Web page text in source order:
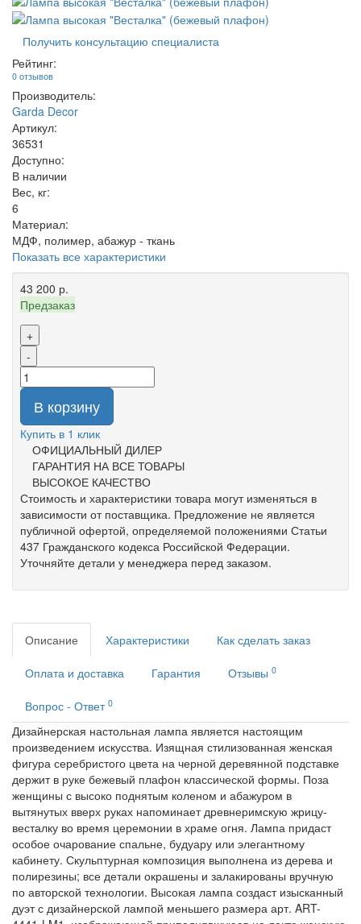
Получить консультацию специалиста
Рейтинг:
0 отзывов
Производитель:
Garda Decor
Артикул:
36531
Доступно:
В наличии
Вес, кг:
6
Материал:
МДФ, полимер, абажур - ткань
Показать все характеристики
43 200 р.
Предзаказ
+
-
В корзину
Купить в 1 клик
ОФИЦИАЛЬНЫЙ ДИЛЕР
ГАРАНТИЯ НА ВСЕ ТОВАРЫ
ВЫСОКОЕ КАЧЕСТВО
Стоимость и характеристики товара могут изменяться в
зависимости от поставщика. Предложение не является
публичной офертой, определяемой положениями Статьи
437 Гражданского кодекса Российской Федерации.
Уточняйте детали у менеджера перед заказом.
Описание Характеристики Как сделать заказ
Оплата и доставка Гарантия Отзывы 0
Вопрос - Ответ 0
Дизайнерская настольная лампа является настоящим
произведением искусства. Изящная стилизованная женская
фигура серебристого цвета на черной деревянной подставке
держит в руке бежевый плафон классической формы. Поза
женщины с высоко поднятым коленом и абажуром в
вытянутых вверх руках напоминает древнеримскую жрицу-
весталку во время церемонии в храме огня. Лампа придаст
особое очарование спальне, будуару или элегантному
кабинету. Скульптурная композиция выполнена из дерева и
полирезины; все детали окрашены и залакированы вручную
по авторской технологии. Высокая лампа создаст изысканный
дуэт с дизайнерской лампой меньшего размера арт. ART-